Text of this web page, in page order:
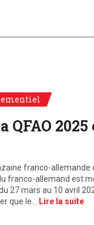
QFAO 2025
franco-allemande
franco-allemand est
27 mars au 10 avril
que le…
Lire la suite